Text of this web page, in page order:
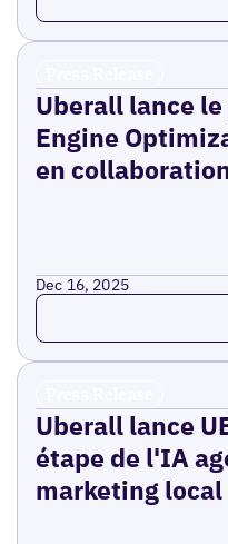
Uberall lance
Engine
en
Dec 16, 2025
Read more
Uberall lance
étape de l'IA
marketing local